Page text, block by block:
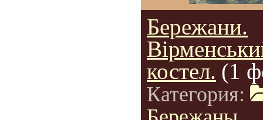
Бережани.
костел. (1
Категория: